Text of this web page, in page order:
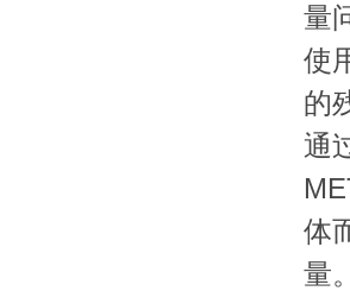
量
使
的
通
体
量